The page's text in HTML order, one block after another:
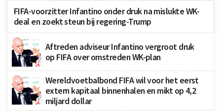
FIFA-voorzitter Infantino onder druk na mislukte WK-
deal en zoekt steun bij regering-Trump
Aftreden adviseur Infantino vergroot druk
op FIFA over omstreden WK-plan
Wereldvoetbalbond FIFA wil voor het eerst
extern kapitaal binnenhalen en mikt op 4,2
miljard dollar